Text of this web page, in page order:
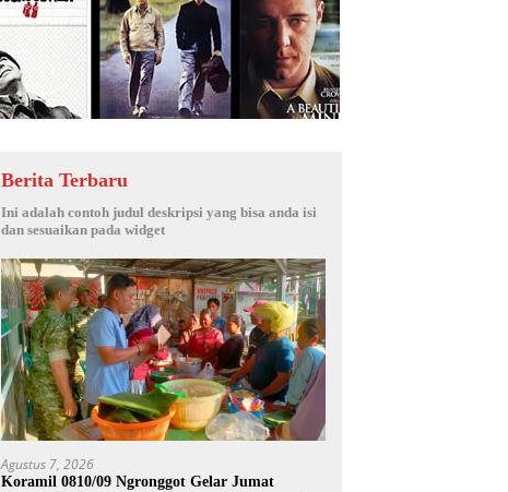
Berita Terbaru
Ini adalah contoh judul deskripsi yang bisa anda isi
dan sesuaikan pada widget
Agustus 7, 2026
Koramil 0810/09 Ngronggot Gelar Jumat